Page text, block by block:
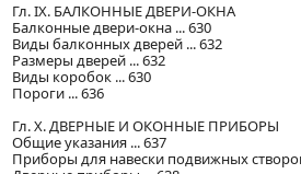
Гл. IX. БАЛКОННЫЕ ДВЕРИ-ОКНА
Балконные двери-окна ... 630
Виды балконных дверей ... 632
Размеры дверей ... 632
Виды коробок ... 630
Пороги ... 636
Гл. X. ДВЕРНЫЕ И ОКОННЫЕ ПРИБОРЫ
Общие указания ... 637
Приборы для навески подвижных